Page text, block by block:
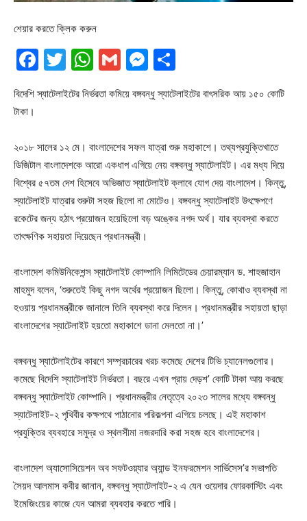
শেয়ার করতে ক্লিক করুন
Facebook
Twitter
WhatsApp
GmailMessenger
বিদেশি স্যাটেলাইটের নির্ভরতা কমিয়ে বঙ্গবন্ধু স্যাটেলাইটের বাৎসরিক আয় ১৫০ কোটি
টাকা।
২০১৮ সালের ১২ মে। বাংলাদেশের সফল যাত্রা শুরু মহাকাশে। তথ্যপ্রযুক্তিখাতে
ডিজিটাল বাংলাদেশকে আরো একধাপ এগিয়ে নেয় বঙ্গবন্ধু স্যাটেলাইট। এর মধ্য দিয়ে
বিশ্বের ৫৭তম দেশ হিসেবে অভিজাত স্যাটেলাইট ক্লাবে যোগ দেয় বাংলাদেশ। কিন্তু,
স্যাটেলাইট যাত্রার শুরুটা সহজ ছিলো না মোটেও। বঙ্গবন্ধু স্যাটেলাইট উৎক্ষেপণে
রকেটের জন্য হঠাৎ প্রয়োজন হয়েছিলো বড় অঙ্কের নগদ অর্থ। যার ব্যবস্থা করতে
তাৎক্ষণিক সহায়তা দিয়েছেন প্রধানমন্ত্রী।
বাংলাদেশ কমিউনিকেশন্স স্যাটেলাইট কোম্পানি লিমিটেডের চেয়ারম্যান ড. শাহজাহান
মাহমুদ বলেন, ‘শুরুতেই কিছু নগদ অর্থের প্রয়োজন ছিলো। কিন্তু, কোথাও ব্যবস্থা না
হওয়ায় প্রধানমন্ত্রীকে জানালে তিনি ব্যবস্থা করে দিলেন। প্রধানমন্ত্রীর সহায়তা ছাড়া
বাংলাদেশের স্যাটেলাইট হয়তো মহাকাশে ডানা মেলতো না।’
বঙ্গবন্ধু স্যাটেলাইটের কারণে সম্প্রচারের খরচ কমেছে দেশের টিভি চ্যানেলগুলোর।
কমেছে বিদেশি স্যাটেলাইট নির্ভরতা। বছরে এখন প্রায় দেড়শ’ কোটি টাকা আয় করছে
বঙ্গবন্ধু স্যাটেলাইট কোম্পানি। প্রধানমন্ত্রীর নেতৃত্বে ২০২৩ সালের মধ্যে বঙ্গবন্ধু
স্যাটেলাইট-২ পৃথিবীর কক্ষপথে পাঠানোর পরিকল্পনা এগিয়ে চলছে। এই মহাকাশ
প্রযুক্তির ব্যবহারে সমুদ্র ও স্থলসীমা নজরদারি করা সহজ হবে বাংলাদেশের।
বাংলাদেশ অ্যাসোসিয়েশন অব সফটওয়্যার অ্যান্ড ইনফরমেশন সার্ভিসেস’র সভাপতি
সৈয়দ আলমাস কবীর জানান, বঙ্গবন্ধু স্যাটেলাইট-২ এ যেন ওয়েদার ফোরকাস্টিং এবং
ইমেজিংয়ের কাজে যেন আমরা ব্যবহার করতে পারি।